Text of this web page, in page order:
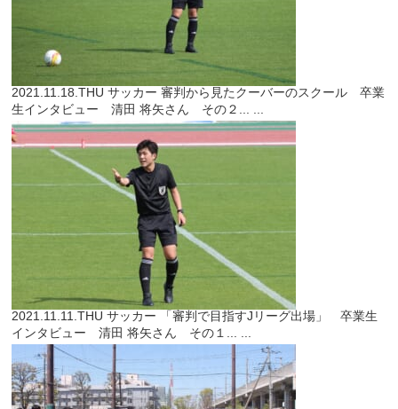
2021.11.18.THU サッカー 審判から見たクーバーのスクール 卒業
生インタビュー 清田 将矢さん その２... ...
2021.11.11.THU サッカー
「審判で目指すJリーグ出場」 卒業生
インタビュー 清田 将矢さん その１... ...